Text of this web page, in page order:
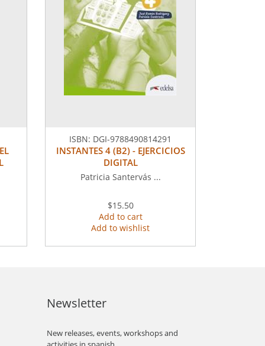
ISBN: DGI-9788490814291
INSTANTES 4 (B2) - EJERCICIOS
DIGITAL
Patricia Santervás ...
$15.50
Add to cart
Add to wishlist
Newsletter
New releases, events, workshops and